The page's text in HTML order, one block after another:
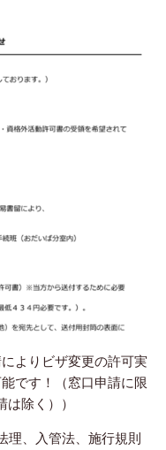
よりビザ変更の許可実
です！（窓口申請に限
除く））
理、入管法、施行規則